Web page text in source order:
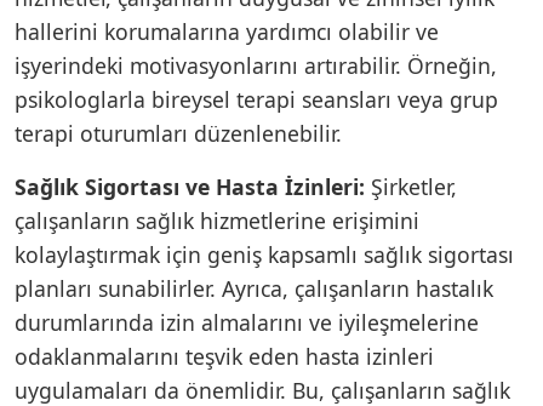
hallerini korumalarına yardımcı olabilir ve
işyerindeki motivasyonlarını artırabilir. Örneğin,
psikologlarla bireysel terapi seansları veya grup
terapi oturumları düzenlenebilir.
Sağlık Sigortası ve Hasta İzinleri: Şirketler,
çalışanların sağlık hizmetlerine erişimini
kolaylaştırmak için geniş kapsamlı sağlık sigortası
planları sunabilirler. Ayrıca, çalışanların hastalık
durumlarında izin almalarını ve iyileşmelerine
odaklanmalarını teşvik eden hasta izinleri
uygulamaları da önemlidir. Bu, çalışanların sağlık